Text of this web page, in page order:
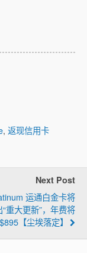
, 返现信用卡
Next Post
运通白金卡将
重大更新”，年费将
【尘埃落定】